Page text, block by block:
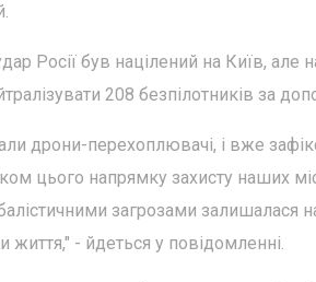
Росії був націлений на Київ,
208 безпілотників за
дрони-перехоплювачі, і вже
цього напрямку захисту наших
загрозами залишалася
життя," - йдеться у повідомленні.